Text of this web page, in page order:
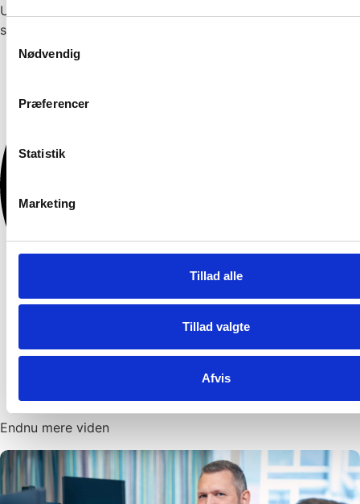
Samtykkevalg
Nødvendig
Præferencer
Statistik
Marketing
Tillad alle
Tillad valgte
Afvis
University, Enterprise architecture på AU og er autodidakt
softwareudvikler med mere end femten års erfaring.
Endnu mere viden